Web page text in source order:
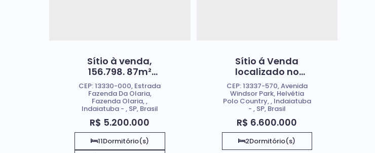
Sítio à venda,
156.798. 87m²
(6,54 alqueires) -
Fazenda Olaria -
Indaiatuba/SP
R$ 5.200.000
CEP: 13330-000, Estrada
Fazenda Da Olaria,
Fazenda Olaria ,
Indaiatuba , SP, Brasil
11Dormitório(s)
Sítio á Venda
localizado no
Condomínio
Helvetia, em
Indaiatuba Sp
R$ 6.600.000
CEP: 13337-570,Avenida
Windsor Park, Helvétia
Polo Country , Indaiatuba
, SP, Brasil
2Dormitório(s)